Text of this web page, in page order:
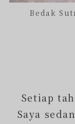
Bedak
Setiap
Saya